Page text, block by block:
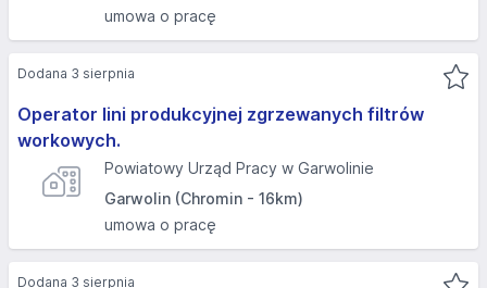
umowa o pracę
Operator lini produkcyjnej zgrzewanych filtrów
workowych.
Powiatowy Urząd Pracy w Garwolinie
Garwolin (Chromin - 16km)
umowa o pracę
Dodana 3 sierpnia
Dodana 3 sierpnia